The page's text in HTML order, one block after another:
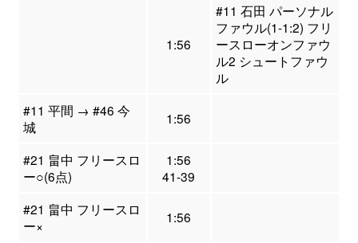
1:56
#11 石田 パーソナル
ファウル(1-1:2) フリ
ースローオンファウ
ル2 シュートファウ
ル
#11 平間 → #46 今
城
1:56
#21 畠中 フリースロ
ー○(6点)
1:56
41-39
#21 畠中 フリースロ
ー×
1:56